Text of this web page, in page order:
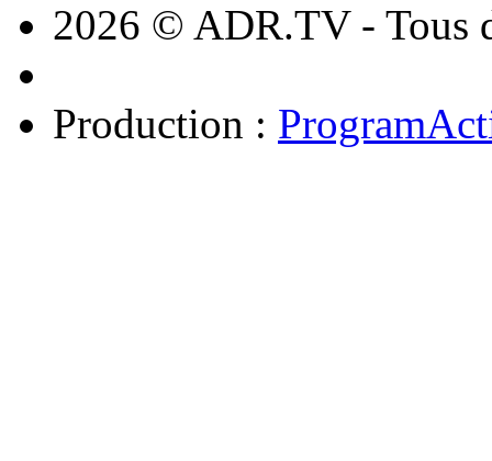
2026 © ADR.TV - Tous
Production :